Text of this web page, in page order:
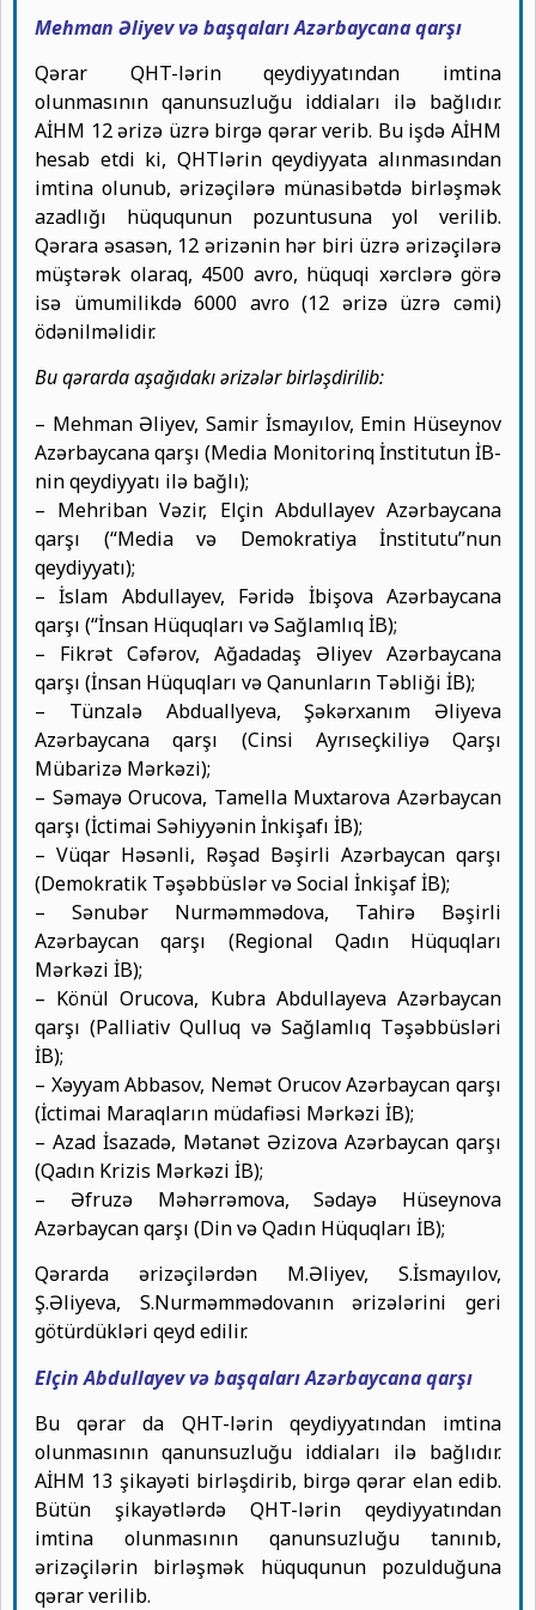
Mehman Əliyev və başqaları Azərbaycana qarşı
Qərar QHT-lərin qeydiyyatından imtina
olunmasının qanunsuzluğu iddiaları ilə bağlıdır.
AİHM 12 ərizə üzrə birgə qərar verib. Bu işdə AİHM
hesab etdi ki, QHTlərin qeydiyyata alınmasından
imtina olunub, ərizəçilərə münasibətdə birləşmək
azadlığı hüququnun pozuntusuna yol verilib.
Qərara əsasən, 12 ərizənin hər biri üzrə ərizəçilərə
müştərək olaraq, 4500 avro, hüquqi xərclərə görə
isə ümumilikdə 6000 avro (12 ərizə üzrə cəmi)
ödənilməlidir.
Bu qərarda aşağıdakı ərizələr birləşdirilib:
– Mehman Əliyev, Samir İsmayılov, Emin Hüseynov
Azərbaycana qarşı (Media Monitorinq İnstitutun İB-
nin qeydiyyatı ilə bağlı);
– Mehriban Vəzir, Elçin Abdullayev Azərbaycana
qarşı (“Media və Demokratiya İnstitutu”nun
qeydiyyatı);
– İslam Abdullayev, Fəridə İbişova Azərbaycana
qarşı (“İnsan Hüquqları və Sağlamlıq İB);
– Fikrət Cəfərov, Ağadadaş Əliyev Azərbaycana
qarşı (İnsan Hüquqları və Qanunların Təbliği İB);
– Tünzalə Abduallyeva, Şəkərxanım Əliyeva
Azərbaycana qarşı (Cinsi Ayrıseçkiliyə Qarşı
Mübarizə Mərkəzi);
– Səmayə Orucova, Tamella Muxtarova Azərbaycan
qarşı (İctimai Səhiyyənin İnkişafı İB);
– Vüqar Həsənli, Rəşad Bəşirli Azərbaycan qarşı
(Demokratik Təşəbbüslər və Social İnkişaf İB);
– Sənubər Nurməmmədova, Tahirə Bəşirli
Azərbaycan qarşı (Regional Qadın Hüquqları
Mərkəzi İB);
– Könül Orucova, Kubra Abdullayeva Azərbaycan
qarşı (Palliativ Qulluq və Sağlamlıq Təşəbbüsləri
İB);
– Xəyyam Abbasov, Nemət Orucov Azərbaycan qarşı
(İctimai Maraqların müdafiəsi Mərkəzi İB);
– Azad İsazadə, Mətanət Əzizova Azərbaycan qarşı
(Qadın Krizis Mərkəzi İB);
– Əfruzə Məhərrəmova, Sədayə Hüseynova
Azərbaycan qarşı (Din və Qadın Hüquqları İB);
Qərarda ərizəçilərdən M.Əliyev, S.İsmayılov,
Ş.Əliyeva, S.Nurməmmədovanın ərizələrini geri
götürdükləri qeyd edilir.
Elçin Abdullayev və başqaları Azərbaycana qarşı
Bu qərar da QHT-lərin qeydiyyatından imtina
olunmasının qanunsuzluğu iddiaları ilə bağlıdır.
AİHM 13 şikayəti birləşdirib, birgə qərar elan edib.
Bütün şikayətlərdə QHT-lərin qeydiyyatından
imtina olunmasının qanunsuzluğu tanınıb,
ərizəçilərin birləşmək hüququnun pozulduğuna
qərar verilib.